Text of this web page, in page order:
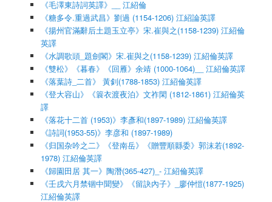
《毛澤東詩詞英譯》__ 江紹倫
《糖多令.重過武昌》劉過 (1154-1206) 江紹論英譯
《揚州官滿辭后土題玉立亭》宋.崔與之(1158-1239) 江紹倫
英譯
《水調歌頭_題劍閣》宋.崔與之(1158-1239) 江紹倫英譯
《雙松》《暮春》《回雁》余靖 (1000-1064)__ 江紹倫英譯
《落葉詩_二首》 黃釗(1788-1853) 江紹倫英譯
《登大容山》《簑衣渡夜泊》文祚閑 (1812-1861) 江紹倫英
譯
《落花十二首 (1953)》李彥和(1897-1989) 江紹倫英譯
《詩詞(1953-55)》李彦和 (1897-1989)
《归国杂吟之二》《登南岳》《贈豐順縣委》郭沫若(1892-
1978) 江紹倫英譯
《歸園田居 其一》陶潛(365-427)_- 江紹倫英譯
《壬戌六月禁锢中聞變》《留訣內子》_廖仲愷(1877-1925)
江紹倫英譯